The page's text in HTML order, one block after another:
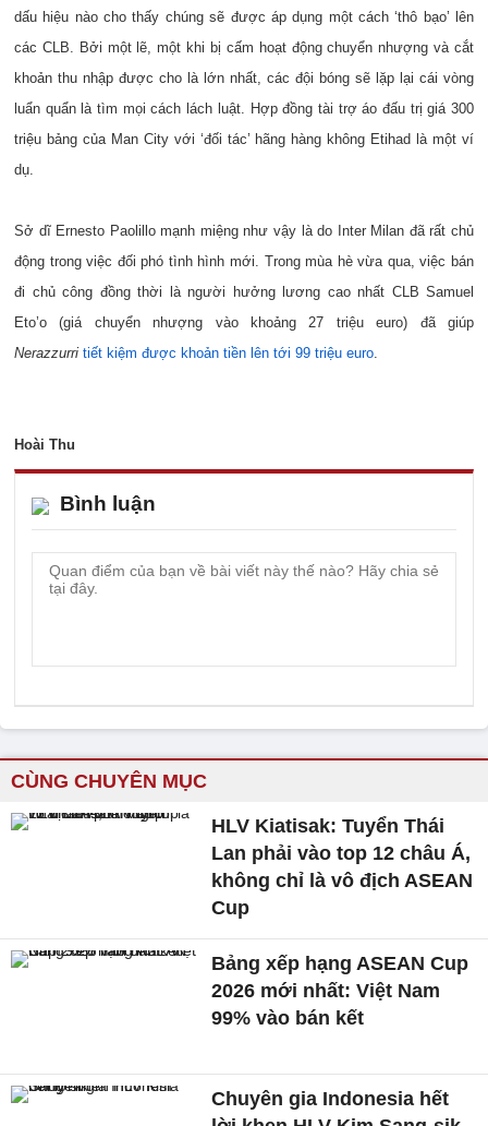
dấu hiệu nào cho thấy chúng sẽ được áp dụng một cách ‘thô bạo’ lên
các CLB. Bởi một lẽ, một khi bị cấm hoạt động chuyển nhượng và cắt
khoản thu nhập được cho là lớn nhất, các đội bóng sẽ lặp lại cái vòng
luẩn quẩn là tìm mọi cách lách luật. Hợp đồng tài trợ áo đấu trị giá 300
triệu bảng của Man City với ‘đối tác’ hãng hàng không Etihad là một ví
dụ.
Sở dĩ Ernesto Paolillo mạnh miệng như vậy là do Inter Milan đã rất chủ
động trong việc đối phó tình hình mới. Trong mùa hè vừa qua, việc bán
đi chủ công đồng thời là người hưởng lương cao nhất CLB Samuel
Eto’o (giá chuyển nhượng vào khoảng 27 triệu euro) đã giúp
Nerazzurri tiết kiệm được khoản tiền lên tới 99 triệu euro.
Hoài Thu
Bình luận
CÙNG CHUYÊN MỤC
HLV Kiatisak: Tuyển Thái
Lan phải vào top 12 châu Á,
không chỉ là vô địch ASEAN
Cup
Bảng xếp hạng ASEAN Cup
2026 mới nhất: Việt Nam
99% vào bán kết
Chuyên gia Indonesia hết